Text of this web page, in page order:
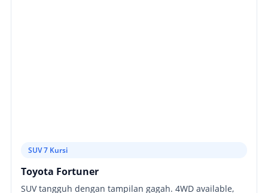
SUV 7 Kursi
Toyota Fortuner
SUV tangguh dengan tampilan gagah. 4WD available,